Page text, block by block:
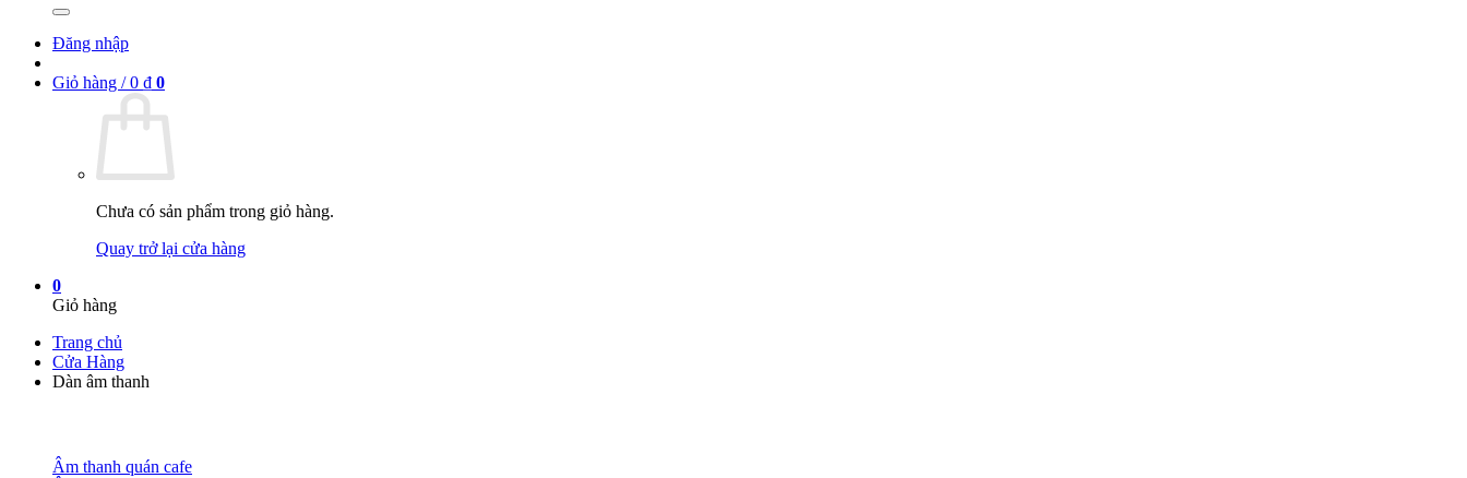
Đăng nhập
Giỏ hàng /0 ₫ 0
Chưa có sản phẩm trong giỏ hàng.
Quay trở lại cửa hàng
0
Giỏ hàng
Trang chủ
Cửa Hàng
Dàn âm thanh
Âm thanh quán cafe